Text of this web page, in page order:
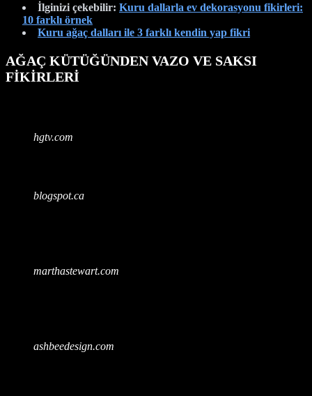
İlginizi çekebilir: Kuru dallarla ev dekorasyonu fikirleri:
10 farklı örnek
Kuru ağaç dalları ile 3 farklı kendin yap fikri
AĞAÇ KÜTÜĞÜNDEN VAZO VE SAKSI
FİKİRLERİ
hgtv.com
blogspot.ca
marthastewart.com
ashbeedesign.com